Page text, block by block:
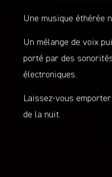
Une musique éthérée
Un mélange de voix
porté par des
électroniques.
Laissez-vous
de la nuit.